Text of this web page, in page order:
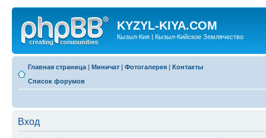
KYZYL-KIYA.COM
Кызыл-Кия | Кызыл-Кийское Землячество
Главная страница | Миничат | Фотогалерея | Контакты
Список форумов
Вход